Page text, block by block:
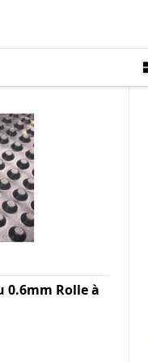
0.6mm Rolle à